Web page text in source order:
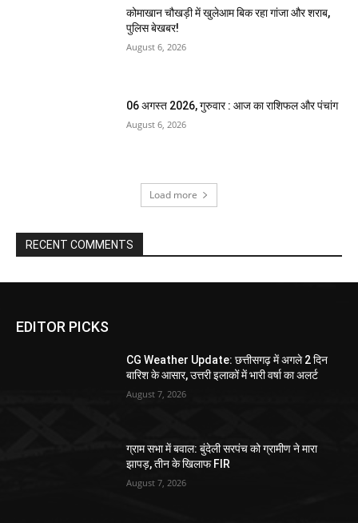
कोमाखान चौखड़ी में खुलेआम बिक रहा गांजा और शराब,
पुलिस बेखबर!
August 6, 2026
06 अगस्त 2026, गुरुवार : आज का राशिफल और पंचांग
August 6, 2026
Load more
RECENT COMMENTS
EDITOR PICKS
CG Weather Update: छत्तीसगढ़ में अगले 2 दिन
बारिश के आसार, उत्तरी इलाकों में भारी वर्षा का अलर्ट
August 7, 2026
ग्राम सभा में बवाल: बुंदेली सरपंच को ग्रामीण ने मारा
झापड़, तीन के खिलाफ FIR
August 7, 2026